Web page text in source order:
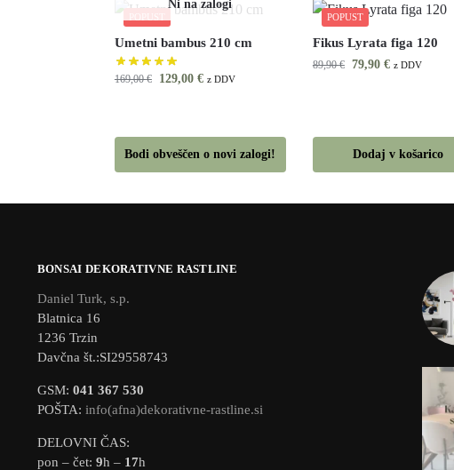
POPUST
Umetni bambus 210 cm
169,00€ 129,00 € z DDV
Bodi obveščen o novi zalogi!
POPUST
Fikus Lyrata figa 120
89,90€ 79,90 € z DDV
Dodaj v košarico
BONSAI DEKORATIVNE RASTLINE
Daniel Turk, s.p.
Blatnica 16
1236 Trzin
Davčna št.:SI29558743
GSM: 041 367 530
POŠTA: info(afna)dekorativne-rastline.si
DELOVNI ČAS:
pon – čet: 9h – 17h